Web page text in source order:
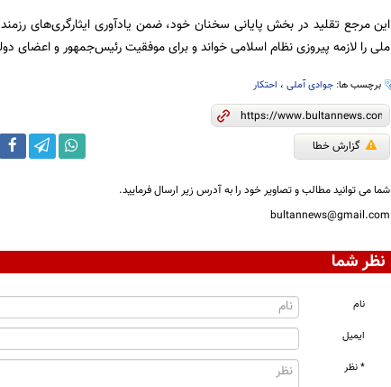
این مرجع تقلید در بخش پایانی سخنان خود، ضمن یادآوری ایثارگری‌های
ملی را لازمه پیروزی نظام اسلامی خواند و برای موفقیت رئیس‌جمهور و اعضای
برچسب ها: جوادی آملی، احتکار
گزارش خطا
شما می توانید مطالب و تصاویر خود را به آدرس زیر ارسال فرمایید.
bultannews@gmail.com
نظر شما
نام
ایمیل
* نظر